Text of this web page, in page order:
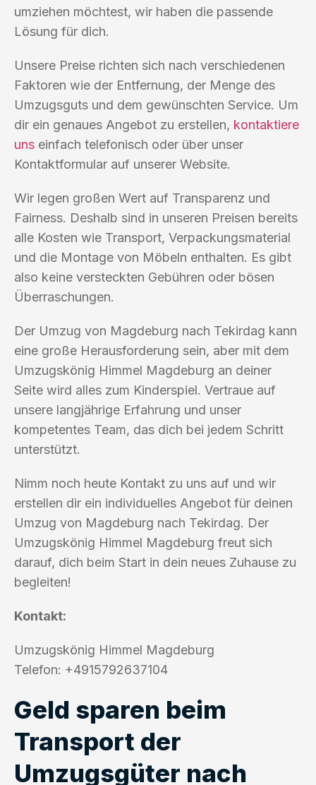
umziehen möchtest, wir haben die passende
Lösung für dich.
Unsere Preise richten sich nach verschiedenen
Faktoren wie der Entfernung, der Menge des
Umzugsguts und dem gewünschten Service. Um
dir ein genaues Angebot zu erstellen, kontaktiere
uns einfach telefonisch oder über unser
Kontaktformular auf unserer Website.
Wir legen großen Wert auf Transparenz und
Fairness. Deshalb sind in unseren Preisen bereits
alle Kosten wie Transport, Verpackungsmaterial
und die Montage von Möbeln enthalten. Es gibt
also keine versteckten Gebühren oder bösen
Überraschungen.
Der Umzug von Magdeburg nach Tekirdag kann
eine große Herausforderung sein, aber mit dem
Umzugskönig Himmel Magdeburg an deiner
Seite wird alles zum Kinderspiel. Vertraue auf
unsere langjährige Erfahrung und unser
kompetentes Team, das dich bei jedem Schritt
unterstützt.
Nimm noch heute Kontakt zu uns auf und wir
erstellen dir ein individuelles Angebot für deinen
Umzug von Magdeburg nach Tekirdag. Der
Umzugskönig Himmel Magdeburg freut sich
darauf, dich beim Start in dein neues Zuhause zu
begleiten!
Kontakt:
Umzugskönig Himmel Magdeburg
Telefon: +4915792637104
Geld sparen beim
Transport der
Umzugsgüter nach